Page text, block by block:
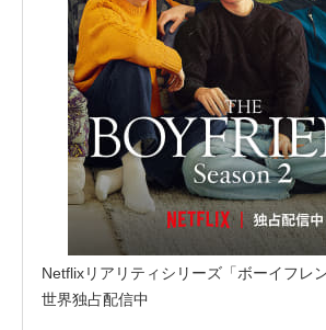
Netflixリアリティシリーズ「ボーイフレ
世界独占配信中